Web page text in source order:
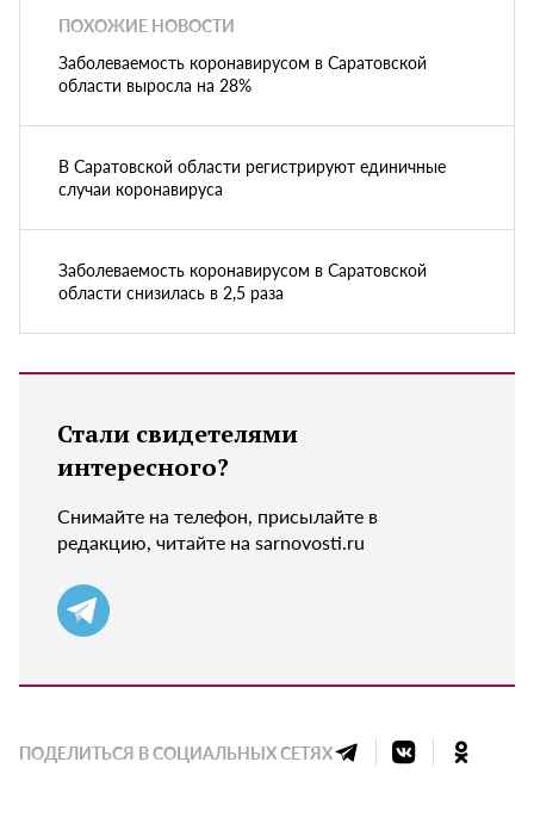
ПОХОЖИЕ НОВОСТИ
Заболеваемость коронавирусом в Саратовской
области выросла на 28%
В Саратовской области регистрируют единичные
случаи коронавируса
Заболеваемость коронавирусом в Саратовской
области снизилась в 2,5 раза
Стали свидетелями
интересного?
Снимайте на телефон, присылайте в
редакцию, читайте на sarnovosti.ru
ПОДЕЛИТЬСЯ В СОЦИАЛЬНЫХ СЕТЯХ